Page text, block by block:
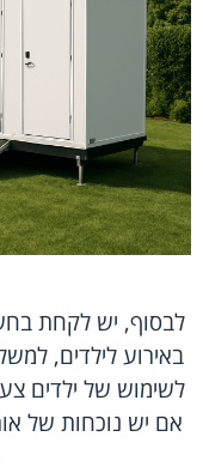
לבסוף, יש לקחת
באירוע לילדים,
לשימוש של ילדים
אם יש נוכחות של